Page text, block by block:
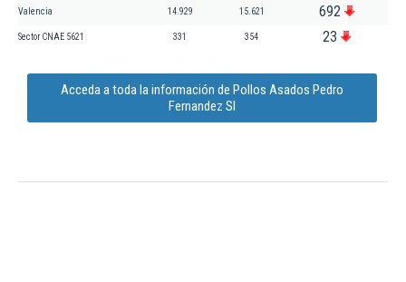
Valencia 14.929 15.621 692
Sector CNAE 5621 331 354 23
Acceda a toda la información de Pollos Asados Pedro
Fernandez Sl